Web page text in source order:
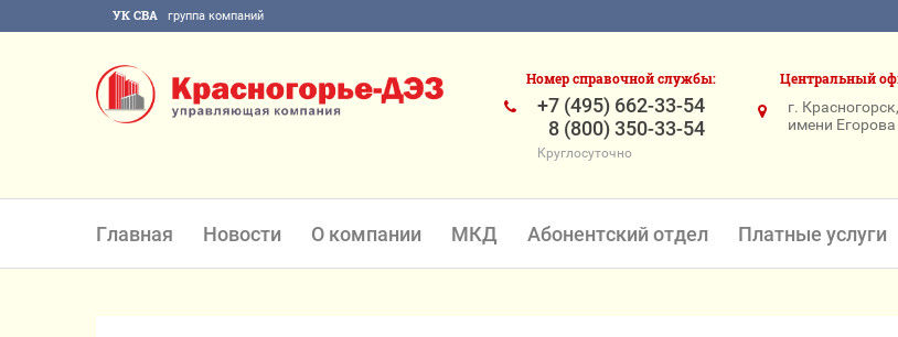
УК СВА группа компаний
Номер справочной службы:
+7 (495) 662-33-54
8 (800) 350-33-54
Круглосуточно
Центральный
г.
имени
Главная Новости О компании МКД Абонентский отдел Платные услуги